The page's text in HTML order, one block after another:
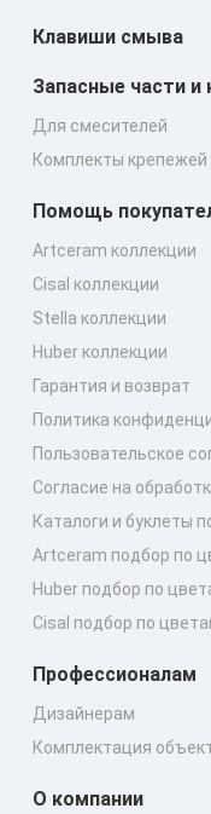
Клавиши смыва
Запасные части
Для смесителей
Комплекты крепежей
Помощь
Artceram коллекции
Cisal коллекции
Stella коллекции
Huber коллекции
Гарантия и возврат
Политика
Пользовательское
Согласие на
Каталоги и буклеты
Artceram подбор по
Huber подбор по
Cisal подбор по
Профессионалам
Дизайнерам
Комплектация
О компании